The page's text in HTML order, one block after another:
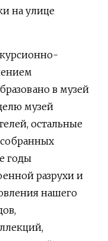
на улице
в музей
музей
остальные
годы
разрухи и
нашего